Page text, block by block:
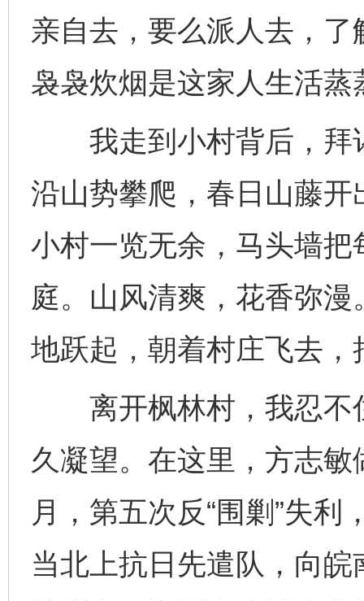
亲自去，要么派人去，
袅袅炊烟是这家人生活
我走到小村背后，拜
沿山势攀爬，春日山藤
小村一览无余，马头墙
庭。山风清爽，花香弥
地跃起，朝着村庄飞去
离开枫林村，我忍不
久凝望。在这里，方志
月，第五次反“围剿”失
当北上抗日先遣队，向